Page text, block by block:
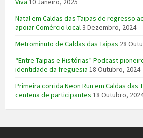
Natal em Caldas das Taipas de regresso
apoiar Comércio local3 Dezembro, 2024
Metrominuto de Caldas das Taipas 28
“Entre Taipas e Histórias” Podcast
identidade da freguesia 18 Outubro, 2024
Primeira corrida Neon Run em Caldas das
centena de participantes 18 Outubro,